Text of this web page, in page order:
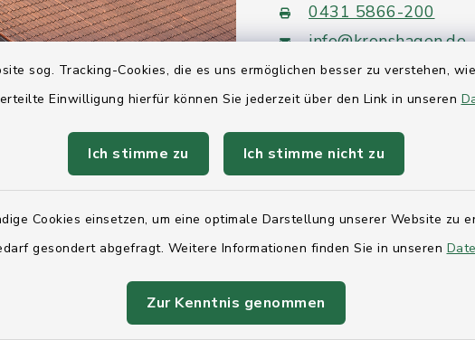
sog. Tracking-Cookies, die es uns ermöglichen besser zu verstehen,
Einwilligung hierfür können Sie jederzeit über den Link in unseren
Ich stimme zu Ich stimme nicht zu
Cookies einsetzen, um eine optimale Darstellung unserer Website zu
gesondert abgefragt. Weitere Informationen finden Sie in unseren
Zur Kenntnis genommen
0431 5866-200
info@kronshagen.de
Quicklinks
Ihre Behördennummer 115
Landesregierung
Kreis Rendsburg-